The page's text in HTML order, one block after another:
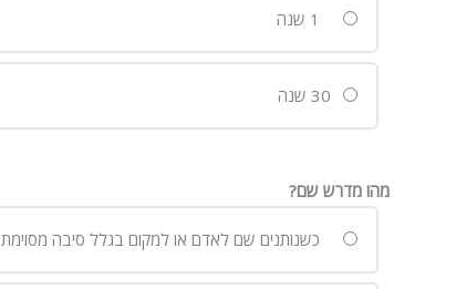
מהו מדרש שם?
כשנותנים שם לאדם או למקום בגלל סיבה מסוימת